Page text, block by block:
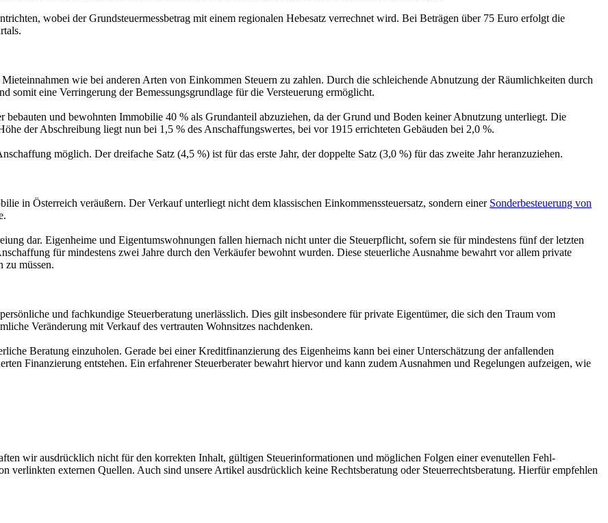
wobei der Grundsteuermessbetrag mit einem regionalen Hebesatz verrechnet wird. Bei Beträgen über 75 Euro erfolgt die
wie bei anderen Arten von Einkommen Steuern zu zahlen. Durch die schleichende Abnutzung der Räumlichkeiten durch
somit eine Verringerung der Bemessungsgrundlage für die Versteuerung ermöglicht.
und bewohnten Immobilie 40 % als Grundanteil abzuziehen, da der Grund und Boden keiner Abnutzung unterliegt. Die
der Abschreibung liegt nun bei 1,5 % des Anschaffungswertes, bei vor 1915 errichteten Gebäuden bei 2,0 %.
möglich. Der dreifache Satz (4,5 %) ist für das erste Jahr, der doppelte Satz (3,0 %) für das zweite Jahr heranzuziehen.
in Österreich veräußern. Der Verkauf unterliegt nicht dem klassischen Einkommenssteuersatz, sondern einer Sonderbesteuerung von
dar. Eigenheime und Eigentumswohnungen fallen hiernach nicht unter die Steuerpflicht, sofern sie für mindestens fünf der letzten
für mindestens zwei Jahre durch den Verkäufer bewohnt wurden. Diese steuerliche Ausnahme bewahrt vor allem private
zu müssen.
und fachkundige Steuerberatung unerlässlich. Dies gilt insbesondere für private Eigentümer, die sich den Traum vom
Veränderung mit Verkauf des vertrauten Wohnsitzes nachdenken.
Beratung einzuholen. Gerade bei einer Kreditfinanzierung des Eigenheims kann bei einer Unterschätzung der anfallenden
Finanzierung entstehen. Ein erfahrener Steuerberater bewahrt hiervor und kann zudem Ausnahmen und Regelungen aufzeigen, wie
wir ausdrücklich nicht für den korrekten Inhalt, gültigen Steuerinformationen und möglichen Folgen einer evenutellen Fehl-
externen Quellen. Auch sind unsere Artikel ausdrücklich keine Rechtsberatung oder Steuerrechtsberatung. Hierfür empfehlen